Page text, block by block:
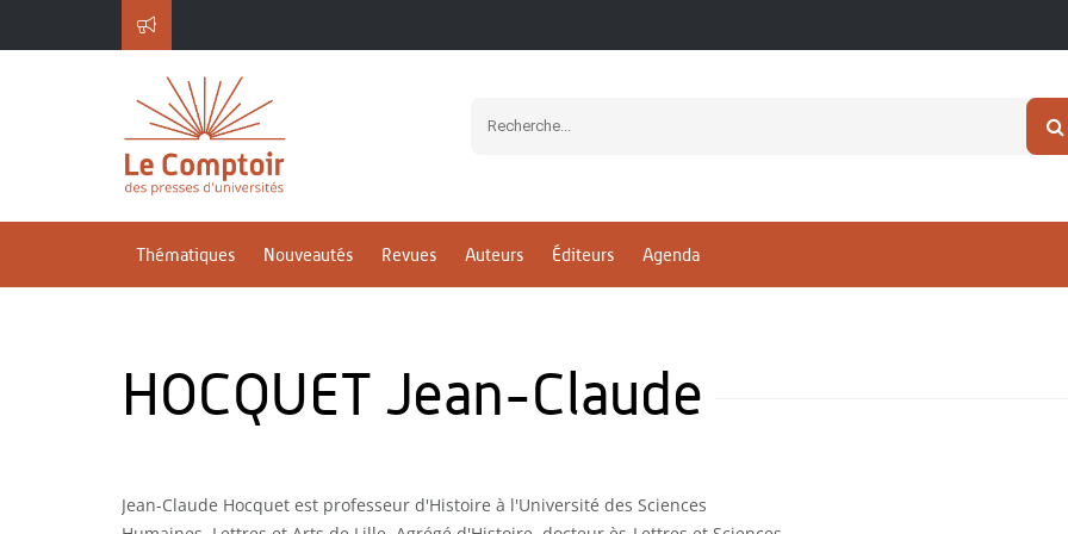
Thématiques Nouveautés Revues Auteurs Éditeurs Agenda
HOCQUET Jean-Claude
Jean-Claude Hocquet est professeur d'Histoire à l'Université des Sciences